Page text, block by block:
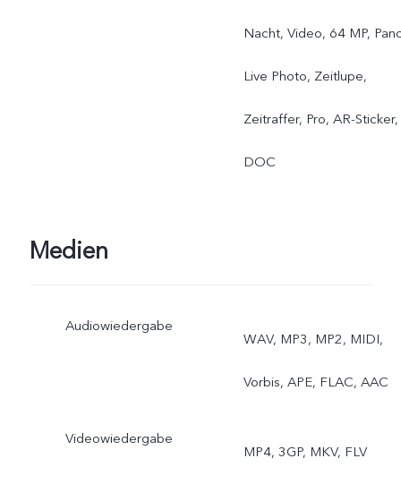
Nacht, Video, 64 MP,
Live Photo, Zeitlupe,
Zeitraffer, Pro, AR-Sticker,
DOC
Medien
Audiowiedergabe
WAV, MP3, MP2, MIDI,
Vorbis, APE, FLAC, AAC
Videowiedergabe
MP4, 3GP, MKV, FLV